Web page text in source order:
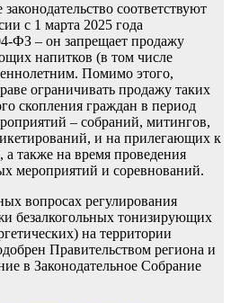
соответствуют
с 1 марта 2025 года
ФЗ – он запрещает продажу
напитков (в том числе
Помимо этого,
ограничивать продажу таких
скопления граждан в период
– собраний, митингов,
и на прилегающих к
а также на время проведения
мероприятий и соревнований.
вопросах регулирования
безалкогольных тонизирующих
на территории
Правительством региона и
в Законодательное Собрание